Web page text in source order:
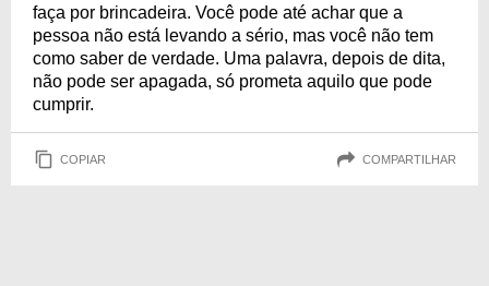
faça por brincadeira. Você pode até achar que a
pessoa não está levando a sério, mas você não tem
como saber de verdade. Uma palavra, depois de dita,
não pode ser apagada, só prometa aquilo que pode
cumprir.
COPIAR COMPARTILHAR